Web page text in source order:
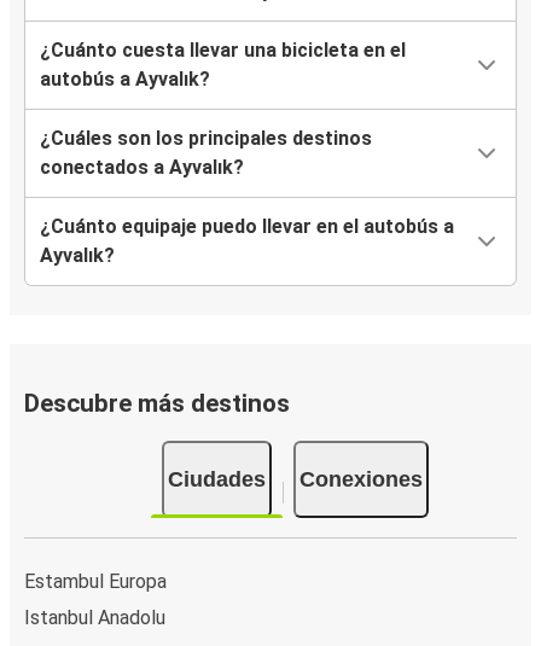
¿Cuánto cuesta llevar una bicicleta en el
autobús a Ayvalık?
¿Cuáles son los principales destinos
conectados a Ayvalık?
¿Cuánto equipaje puedo llevar en el autobús a
Ayvalık?
Descubre más destinos
Ciudades Conexiones
Estambul Europa
Istanbul Anadolu